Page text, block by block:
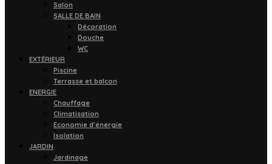
Salon
SALLE DE BAIN
Décoration
Douche
WC
EXTÉRIEUR
Piscine
Terrasse et balcon
ENERGIE
Chauffage
Climatisation
Economie d’énergie
Isolation
JARDIN
Jardinage